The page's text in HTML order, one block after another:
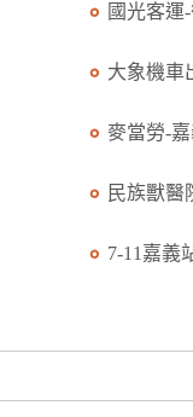
國光客運
大象機車
麥當勞-
民族獸醫
7-11嘉義